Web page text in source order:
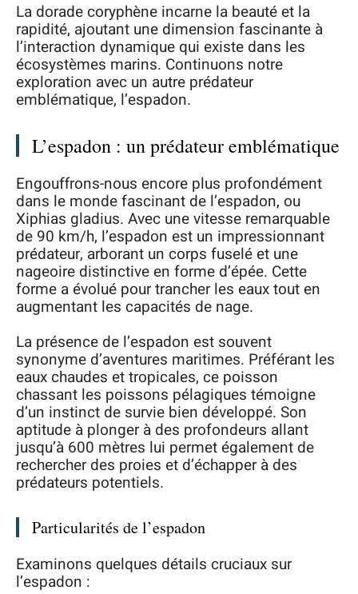
La dorade coryphène incarne la beauté et la
rapidité, ajoutant une dimension fascinante à
l’interaction dynamique qui existe dans les
écosystèmes marins. Continuons notre
exploration avec un autre prédateur
emblématique, l’espadon.
L’espadon : un prédateur emblématique
Engouffrons-nous encore plus profondément
dans le monde fascinant de l’espadon, ou
Xiphias gladius. Avec une vitesse remarquable
de 90 km/h, l’espadon est un impressionnant
prédateur, arborant un corps fuselé et une
nageoire distinctive en forme d’épée. Cette
forme a évolué pour trancher les eaux tout en
augmentant les capacités de nage.
La présence de l’espadon est souvent
synonyme d’aventures maritimes. Préférant les
eaux chaudes et tropicales, ce poisson
chassant les poissons pélagiques témoigne
d’un instinct de survie bien développé. Son
aptitude à plonger à des profondeurs allant
jusqu’à 600 mètres lui permet également de
rechercher des proies et d’échapper à des
prédateurs potentiels.
Particularités de l’espadon
Examinons quelques détails cruciaux sur
l’espadon :